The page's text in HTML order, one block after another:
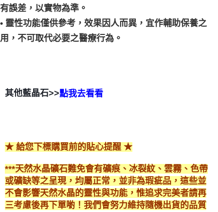
有誤差，以實物為準。
• 靈性功能僅供參考，效果因人而異，宜作輔助保養之
用，不可取代必要之醫療行為。
其他藍晶石>>點我去看看
★ 給您下標購買前的貼心提醒 ★
***天然水晶礦石難免會有礦痕、冰裂紋、雲霧、色帶
或礦缺等之呈現，均屬正常，並非為瑕疵品，這些並
不會影響天然水晶的靈性與功能，惟追求完美者請再
三考慮後再下單喲！我們會努力維持隨機出貨的品質